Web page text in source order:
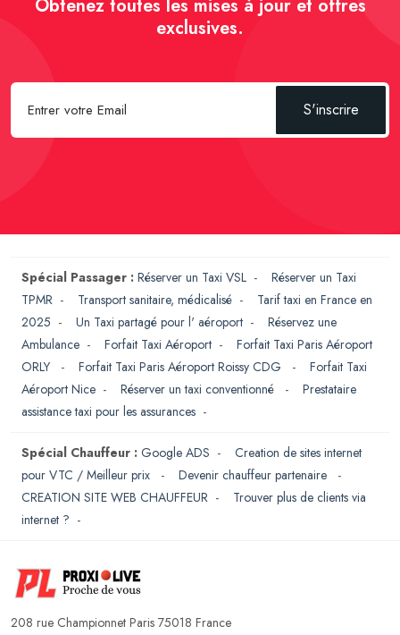
Obtenez toutes les mises à jour et offres
exclusives.
S'inscrire
Spécial Passager : Réserver un Taxi VSL - Réserver un Taxi
TPMR - Transport sanitaire, médicalisé - Tarif taxi en France en
2025 - Un Taxi partagé pour l' aéroport - Réservez une
Ambulance - Forfait Taxi Aéroport - Forfait Taxi Paris Aéroport
ORLY
- Forfait Taxi Paris Aéroport Roissy CDG - Forfait Taxi
Aéroport Nice - Réserver un taxi conventionné - Prestataire
assistance taxi pour les assurances -
Spécial Chauffeur : Google ADS - Creation de sites internet
pour VTC / Meilleur prix
- Devenir chauffeur partenaire
-
CREATION SITE WEB CHAUFFEUR - Trouver plus de clients via
internet ? -
208 rue Championnet Paris 75018 France